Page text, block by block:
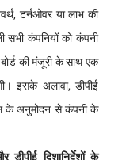
टर्नओवर या लाभ की
सभी कंपनियों को कंपनी
की मंजूरी के साथ एक
इसके अलावा, डीपीई
के अनुमोदन से कंपनी के
दिशानिर्देशों के